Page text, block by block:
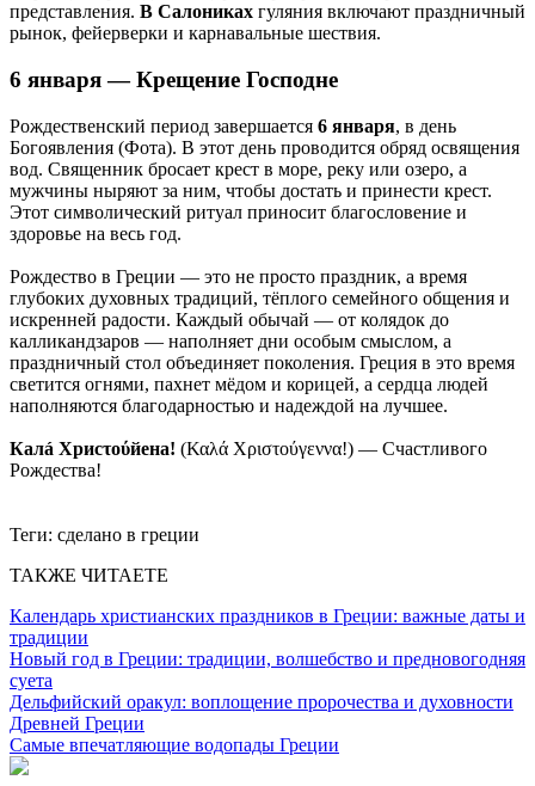
представления. В Салониках гуляния включают праздничный
рынок, фейерверки и карнавальные шествия.
6 января — Крещение Господне
Рождественский период завершается 6 января, в день
Богоявления (Фота). В этот день проводится обряд освящения
вод. Священник бросает крест в море, реку или озеро, а
мужчины ныряют за ним, чтобы достать и принести крест.
Этот символический ритуал приносит благословение и
здоровье на весь год.
Рождество в Греции — это не просто праздник, а время
глубоких духовных традиций, тёплого семейного общения и
искренней радости. Каждый обычай — от колядок до
калликандзаров — наполняет дни особым смыслом, а
праздничный стол объединяет поколения. Греция в это время
светится огнями, пахнет мёдом и корицей, а сердца людей
наполняются благодарностью и надеждой на лучшее.
Калá Хрисτούйена! (Καλά Χριστούγεννα!) — Счастливого
Рождества!
Теги: сделано в греции
ТАКЖЕ ЧИТАЕТЕ
Календарь христианских праздников в Греции: важные даты и
традиции
Новый год в Греции: традиции, волшебство и предновогодняя
суета
Дельфийский оракул: воплощение пророчества и духовности
Древней Греции
Самые впечатляющие водопады Греции